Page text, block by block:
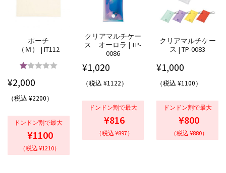
ポーチ
（Ｍ） | IT112
の評価
¥2,000
（税込 ¥2200）
ドンドン割で最大
¥1100
（税込 ¥1210）
クリアマルチケー
ス オーロラ | TP-
0086
¥1,020
（税込 ¥1122）
ドンドン割で最大
¥816
（税込 ¥897）
クリアマルチケー
ス | TP-0083
¥1,000
（税込 ¥1100）
ドンドン割で最大
¥800
（税込 ¥880）